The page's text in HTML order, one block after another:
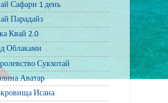
Сафари 1 день
Парадайз
Квай 2.0
Облаками
Сукхотай
Аватар
Исана